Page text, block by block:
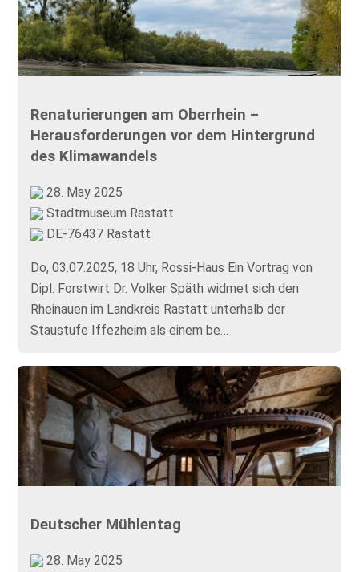
Renaturierungen am Oberrhein –
Herausforderungen vor dem Hintergrund
des Klimawandels
28. May 2025
Stadtmuseum Rastatt
DE-76437 Rastatt
Do, 03.07.2025, 18 Uhr, Rossi-Haus Ein Vortrag von
Dipl. Forstwirt Dr. Volker Späth widmet sich den
Rheinauen im Landkreis Rastatt unterhalb der
Staustufe Iffezheim als einem be…
Deutscher Mühlentag
28. May 2025